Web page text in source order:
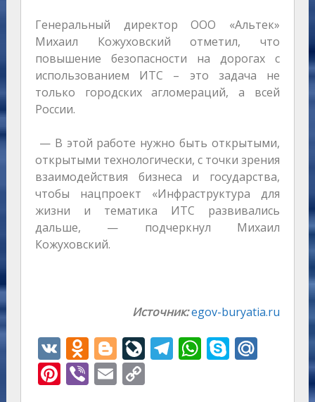
Генеральный директор ООО «Альтек»
Михаил Кожуховский отметил, что
повышение безопасности на дорогах с
использованием ИТС – это задача не
только городских агломераций, а всей
России.
— В этой работе нужно быть открытыми,
открытыми технологически, с точки зрения
взаимодействия бизнеса и государства,
чтобы нацпроект «Инфраструктура для
жизни и тематика ИТС развивались
дальше, — подчеркнул Михаил
Кожуховский.
Источник:egov-buryatia.ru
V
K
O
d
n
Bl
o
g
Li
v
eJ
T W S M
Pi Vi E C